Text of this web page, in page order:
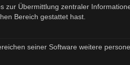
zur Übermittlung zentraler
Bereich gestattet hast.
seiner Software weitere